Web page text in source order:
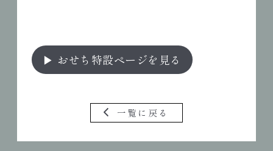
▶ おせち特設ページを見る
一覧に戻る